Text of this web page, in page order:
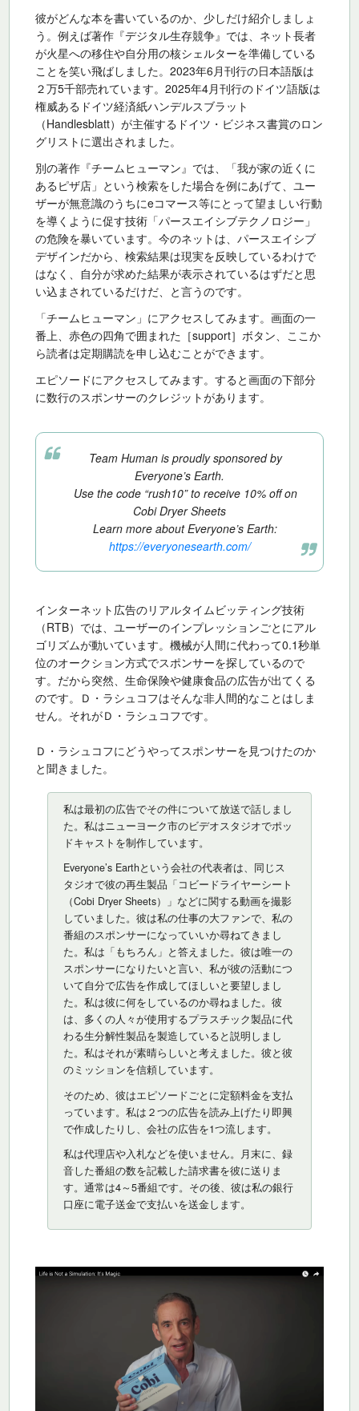
彼がどんな本を書いているのか、少しだけ紹介しましょ
う。例えば著作『デジタル生存競争』では、ネット長者
が火星への移住や自分用の核シェルターを準備している
ことを笑い飛ばしました。2023年6月刊行の日本語版は
２万5千部売れています。2025年4月刊行のドイツ語版は
権威あるドイツ経済紙ハンデルスブラット
（Handlesblatt）が主催するドイツ・ビジネス書賞のロン
グリストに選出されました。
別の著作『チームヒューマン』では、「我が家の近くに
あるピザ店」という検索をした場合を例にあげて、ユー
ザーが無意識のうちにeコマース等にとって望ましい行動
を導くように促す技術「パースエイシブテクノロジー」
の危険を暴いています。今のネットは、パースエイシブ
デザインだから、検索結果は現実を反映しているわけで
はなく、自分が求めた結果が表示されているはずだと思
い込まされているだけだ、と言うのです。
「チームヒューマン」にアクセスしてみます。画面の一
番上、赤色の四角で囲まれた［support］ボタン、ここか
ら読者は定期購読を申し込むことができます。
エピソードにアクセスしてみます。すると画面の下部分
に数行のスポンサーのクレジットがあります。
Team Human is proudly sponsored by
Everyone’s Earth.
Use the code “rush10” to receive 10% off on
Cobi Dryer Sheets
Learn more about Everyone’s Earth:
https://everyonesearth.com/
インターネット広告のリアルタイムビッティング技術
（RTB）では、ユーザーのインプレッションごとにアル
ゴリズムが動いています。機械が人間に代わって0.1秒単
位のオークション方式でスポンサーを探しているので
す。だから突然、生命保険や健康食品の広告が出てくる
のです。Ｄ・ラシュコフはそんな非人間的なことはしま
せん。それがＤ・ラシュコフです。
Ｄ・ラシュコフにどうやってスポンサーを見つけたのか
と聞きました。
私は最初の広告でその件について放送で話しまし
た。私はニューヨーク市のビデオスタジオでポッ
ドキャストを制作しています。
Everyone’s Earthという会社の代表者は、同じス
タジオで彼の再生製品「コビードライヤーシート
（Cobi Dryer Sheets）」などに関する動画を撮影
していました。彼は私の仕事の大ファンで、私の
番組のスポンサーになっていいか尋ねてきまし
た。私は「もちろん」と答えました。彼は唯一の
スポンサーになりたいと言い、私が彼の活動につ
いて自分で広告を作成してほしいと要望しまし
た。私は彼に何をしているのか尋ねました。彼
は、多くの人々が使用するプラスチック製品に代
わる生分解性製品を製造していると説明しまし
た。私はそれが素晴らしいと考えました。彼と彼
のミッションを信頼しています。
そのため、彼はエピソードごとに定額料金を支払
っています。私は２つの広告を読み上げたり即興
で作成したりし、会社の広告を1つ流します。
私は代理店や入札などを使いません。月末に、録
音した番組の数を記載した請求書を彼に送りま
す。通常は4～5番組です。その後、彼は私の銀行
口座に電子送金で支払いを送金します。